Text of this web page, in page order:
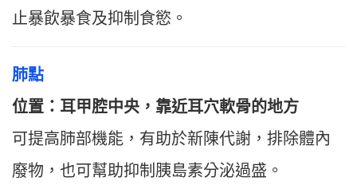
止暴飲暴食及抑制食慾。
肺點
位置： 耳甲腔中央，靠近耳穴軟骨的地方
可提高肺部機能，有助於新陳代謝，排除體內
廢物，也可幫助抑制胰島素分泌過盛。